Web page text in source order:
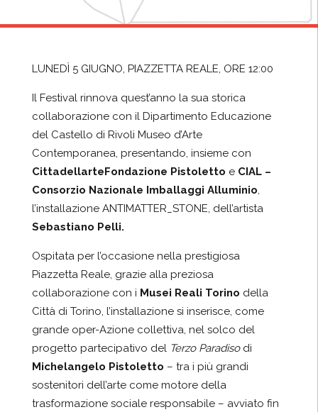
LUNEDÌ 5 GIUGNO, PIAZZETTA REALE, ORE 12:00
Il Festival rinnova quest’anno la sua storica
collaborazione con il Dipartimento Educazione
del Castello di Rivoli Museo d’Arte
Contemporanea, presentando, insieme con
CittadellarteFondazione Pistoletto e CIAL –
Consorzio Nazionale Imballaggi Alluminio,
l’installazione ANTIMATTER_STONE, dell’artista
Sebastiano Pelli.
Ospitata per l’occasione nella prestigiosa
Piazzetta Reale, grazie alla preziosa
collaborazione con i Musei Reali Torino della
Città di Torino, l’installazione si inserisce, come
grande oper-Azione collettiva, nel solco del
progetto partecipativo del Terzo Paradisodi
Michelangelo Pistoletto – tra i più grandi
sostenitori dell’arte come motore della
trasformazione sociale responsabile – avviato fin